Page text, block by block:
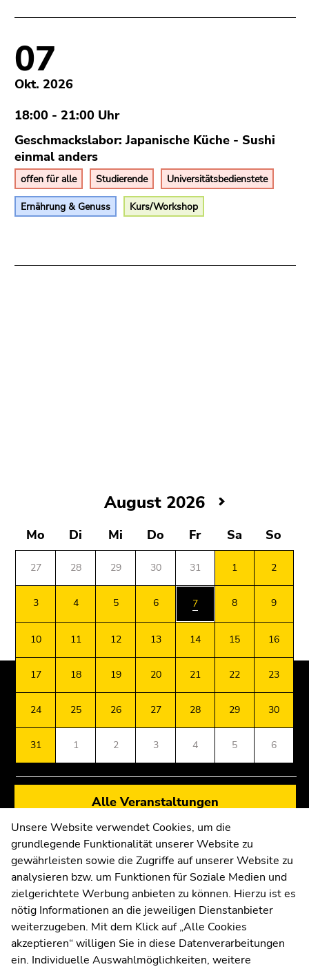
Samstag,
1.
August
2026
Sonntag,
3.
August
2026
Dienstag,
4.
August
2026
August
2026
Donnerstag,
6.
August
2026
Freitag,
7.
August
August 2026
Mo Di Mi Do Fr Sa So
27 28 29 30 31 1 2
3 4 5 6 7 8 9
10 11 12 13 14 15 16
17 18 19 20 21 22 23
24 25 26 27 28 29 30
31 1 2 3 4 5 6
Alle Veranstaltungen
07
Okt. 2026
18:00 - 21:00 Uhr
Geschmackslabor: Japanische Küche - Sushi
einmal anders
offen für alle Studierende Universitätsbedienstete
Ernährung & Genuss Kurs/Workshop
Beginn
Zusatzinformationen:
Universität Graz
Universitätsplatz 3
8010 Graz
Anfahrt und Kontakt
Kommunikation und Öffentlichkeitsarbeit
Moodle
UNIGRAZonline
Impressum
Datenschutzerklärung
Cookie-Einstellungen
Barrierefreiheitserklärung
Seitenbereiche
Seitenbereiche
Unsere Website verwendet Cookies, um die
grundlegende Funktionalität unserer Website zu
gewährleisten sowie die Zugriffe auf unserer Website zu
analysieren bzw. um Funktionen für Soziale Medien und
zielgerichtete Werbung anbieten zu können. Hierzu ist es
nötig Informationen an die jeweiligen Dienstanbieter
weiterzugeben. Mit dem Klick auf „Alle Cookies
akzeptieren“ willigen Sie in diese Datenverarbeitungen
ein. Individuelle Auswahlmöglichkeiten, weitere